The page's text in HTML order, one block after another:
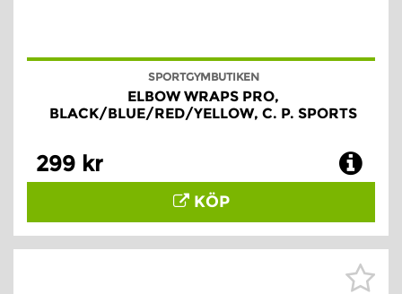
SPORTGYMBUTIKEN
ELBOW WRAPS PRO,
BLACK/BLUE/RED/YELLOW, C. P. SPORTS
299 kr
KÖP